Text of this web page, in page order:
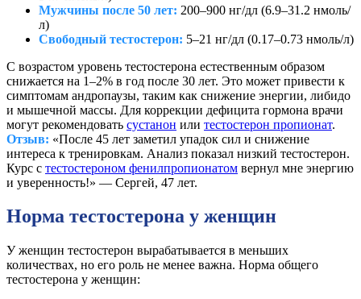
Мужчины после 50 лет: 200–900 нг/дл (6.9–31.2 нмоль/
л)
Свободный тестостерон: 5–21 нг/дл (0.17–0.73 нмоль/л)
С возрастом уровень тестостерона естественным образом
снижается на 1–2% в год после 30 лет. Это может привести к
симптомам андропаузы, таким как снижение энергии, либидо
и мышечной массы. Для коррекции дефицита гормона врачи
могут рекомендовать сустанон или тестостерон пропионат.
Отзыв: «После 45 лет заметил упадок сил и снижение
интереса к тренировкам. Анализ показал низкий тестостерон.
Курс с тестостероном фенилпропионатом вернул мне энергию
и уверенность!» — Сергей, 47 лет.
Норма тестостерона у женщин
У женщин тестостерон вырабатывается в меньших
количествах, но его роль не менее важна. Норма общего
тестостерона у женщин: